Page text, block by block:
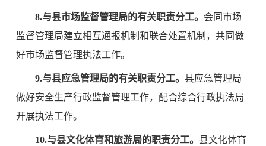
8.与县市场监督管理局的有关职责分工。 会同市场
监督管理局建立相互通报机制和联合处置机制，共同做
好市场监督管理执法工作。
9.与县应急管理局的有关职责分工。 县应急管理局
做好安全生产行政监督管理工作，配合综合行政执法局
开展执法工作。
10.与县文化体育和旅游局的职责分工。 县文化体育